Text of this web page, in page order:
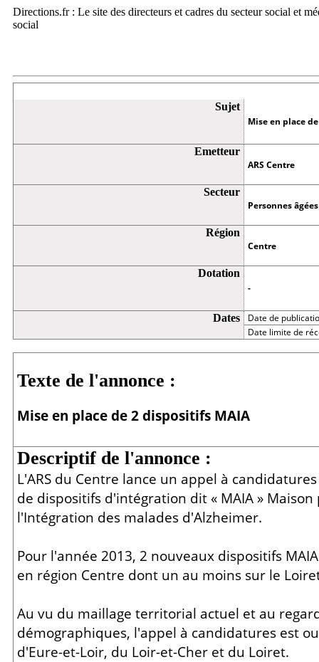
Directions.fr : Le site des directeurs et cadres du secteur social et
social
Sujet
Mise en place
Emetteur
ARS Centre
Secteur
Personnes âgées
Région
Centre
Dotation
-
Dates
Date de
Date limite de
Texte de l'annonce :
Mise en place de 2 dispositifs MAIA
Descriptif de l'annonce :
L'ARS du Centre lance un appel à
de dispositifs d'intégration dit « MAIA »
l'Intégration des malades d'Alzheimer.
Pour l'année 2013, 2 nouveaux dispositifs
en région Centre dont un au moins sur le
Au vu du maillage territorial actuel et au
démographiques, l'appel à candidatures est
d'Eure-et-Loir, du Loir-et-Cher et du Loiret.